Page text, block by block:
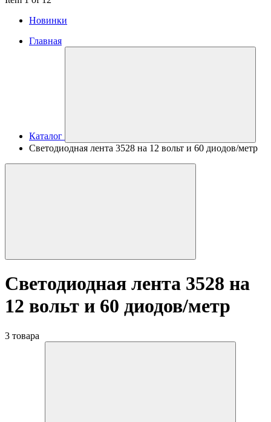
Новинки
Главная
Каталог
Светодиодная лента 3528 на 12 вольт и 60 диодов/метр
Светодиодная лента 3528 на
12 вольт и 60 диодов/метр
3 товара